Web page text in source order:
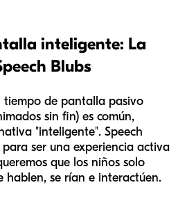
inteligente: La
Blubs
tiempo de pantalla pasivo
sin fin) es común,
"inteligente". Speech
para ser una experiencia activa
que los niños solo
hablen, se rían e interactúen.